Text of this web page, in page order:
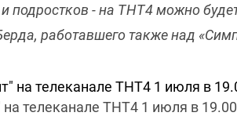
подростков - на ТНТ4 можно
работавшего также над
телеканале ТНТ4 1 июля в 19.00